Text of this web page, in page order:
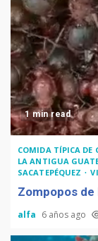
1 min read
COMIDA TÍPICA DE
LA ANTIGUA
SACATEPÉQUEZ
Zompopos de
alfa 6 años ago